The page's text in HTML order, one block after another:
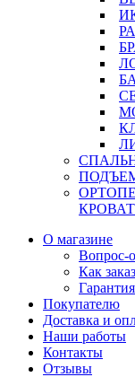
О магазине
Вопрос-
Как
Гарантия
Покупателю
Доставка и
Наши работы
Контакты
Отзывы